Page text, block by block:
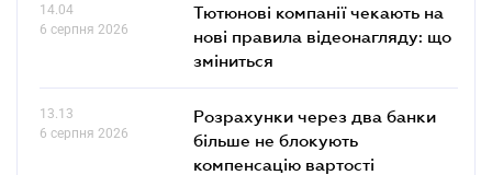
14.04
6 серпня 2026
Тютюнові компанії чекають на
нові правила відеонагляду: що
зміниться
13.13
6 серпня 2026
Розрахунки через два банки
більше не блокують
компенсацію вартості